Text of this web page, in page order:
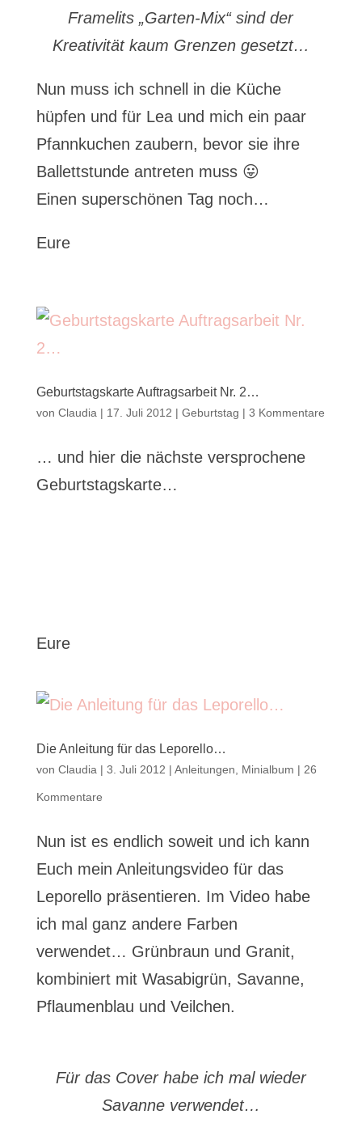
Framelits „Garten-Mix“ sind der
Kreativität kaum Grenzen gesetzt…
Nun muss ich schnell in die Küche
hüpfen und für Lea und mich ein paar
Pfannkuchen zaubern, bevor sie ihre
Ballettstunde antreten muss 😛
Einen superschönen Tag noch…
Eure
Geburtstagskarte Auftragsarbeit Nr. 2…
von Claudia | 17. Juli 2012 | Geburtstag | 3 Kommentare
… und hier die nächste versprochene
Geburtstagskarte…
Eure
Die Anleitung für das Leporello…
von Claudia | 3. Juli 2012 | Anleitungen Minialbum | 26
Kommentare
Nun ist es endlich soweit und ich kann
Euch mein Anleitungsvideo für das
Leporello präsentieren. Im Video habe
ich mal ganz andere Farben
verwendet… Grünbraun und Granit,
kombiniert mit Wasabigrün, Savanne,
Pflaumenblau und Veilchen.
Für das Cover habe ich mal wieder
Savanne verwendet…